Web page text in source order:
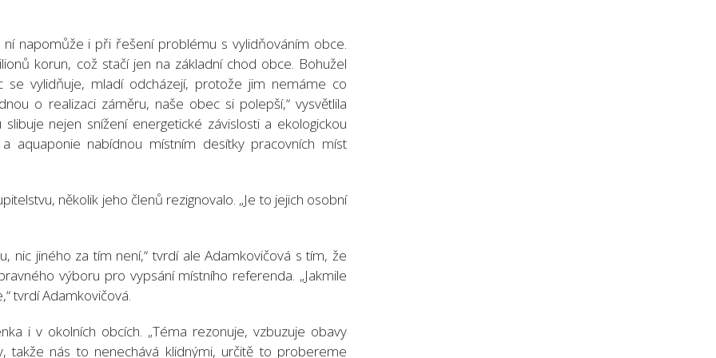
napomůže i při řešení problému s vylidňováním obce.
korun, což stačí jen na základní chod obce. Bohužel
vylidňuje, mladí odcházejí, protože jim nemáme co
o realizaci záměru, naše obec si polepší,“ vysvětlila
nejen snížení energetické závislosti a ekologickou
aquaponie nabídnou místním desítky pracovních míst
několik jeho členů rezignovalo. „Je to jejich osobní
nic jiného za tím není,“ tvrdí ale Adamkovičová s tím, že
výboru pro vypsání místního referenda. „Jakmile
tvrdí Adamkovičová.
i v okolních obcích. „Téma rezonuje, vzbuzuje obavy
takže nás to nenechává klidnými, určitě to probereme